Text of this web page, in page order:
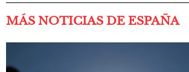
MÁS NOTICIAS DE ESPAÑA